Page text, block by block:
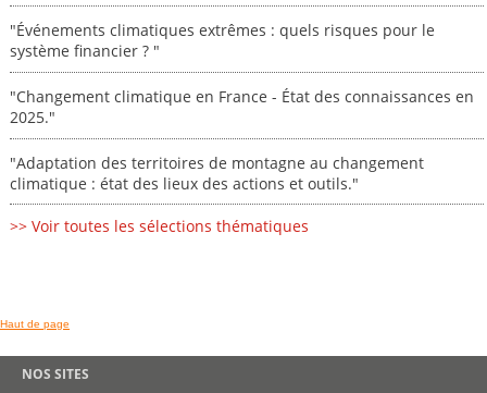
"Événements climatiques extrêmes : quels risques pour le
système financier ? "
"Changement climatique en France - État des connaissances en
2025."
"Adaptation des territoires de montagne au changement
climatique : état des lieux des actions et outils."
>> Voir toutes les sélections thématiques
Haut de page
NOS SITES